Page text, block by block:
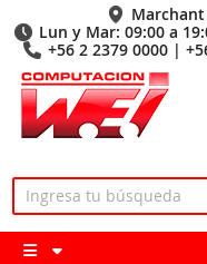
Lun y Mar: 09:00 a
+56 2 2379 0000 |